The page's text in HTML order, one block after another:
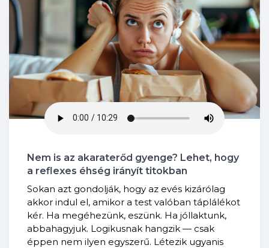
Nem is az akaraterőd gyenge? Lehet, hogy
a reflexes éhség irányít titokban
Sokan azt gondolják, hogy az evés kizárólag
akkor indul el, amikor a test valóban táplálékot
kér. Ha megéhezünk, eszünk. Ha jóllaktunk,
abbahagyjuk. Logikusnak hangzik — csak
éppen nem ilyen egyszerű. Létezik ugyanis